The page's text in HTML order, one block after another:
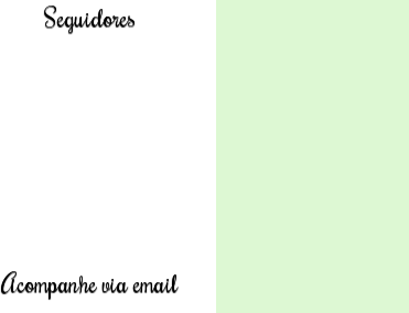
Seguidores
Acompanhe via email